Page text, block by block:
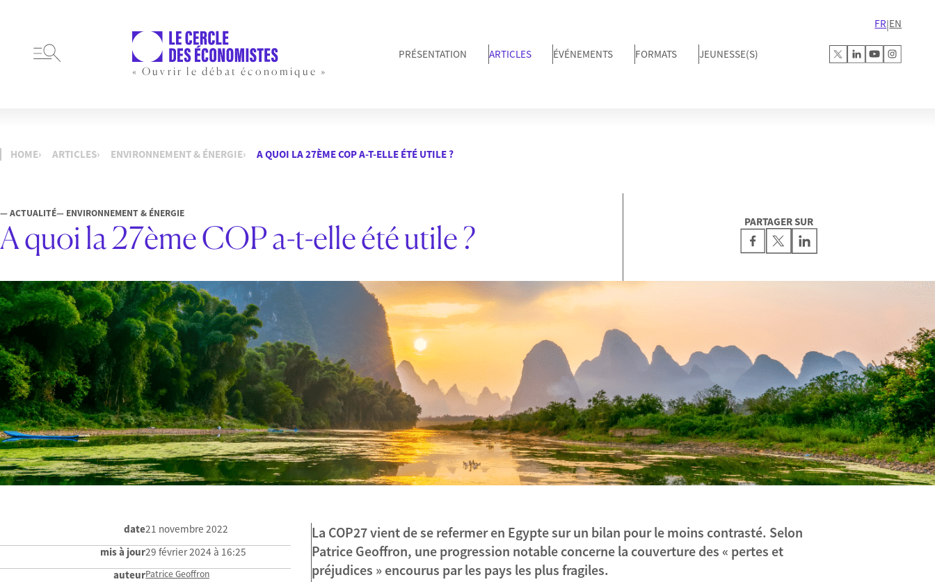
« Ouvrir le débat économique »
PRÉSENTATION ARTICLES ÉVÉNEMENTS FORMATS JEUNESSE(S)
FR|EN
HOME ARTICLES ENVIRONNEMENT & ÉNERGIE A QUOI LA 27ÈME COP A-T-ELLE ÉTÉ UTILE ?
— ACTUALITÉ— ENVIRONNEMENT & ÉNERGIE
A quoi la 27ème COP a-t-elle été utile ? PARTAGER SUR
date21 novembre 2022
mis à jour29 février 2024 à 16:25
auteurPatrice Geoffron
La COP27 vient de se refermer en Egypte sur un bilan pour le moins contrasté. Selon
Patrice Geoffron, une progression notable concerne la couverture des « pertes et
préjudices » encourus par les pays les plus fragiles.